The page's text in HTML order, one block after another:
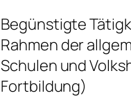
Begünstigte
Rahmen der
Schulen und
Fortbildung)